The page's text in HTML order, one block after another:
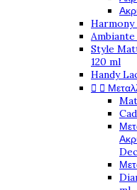
Harmony
Ambiante
Style
120 ml
Handy
 